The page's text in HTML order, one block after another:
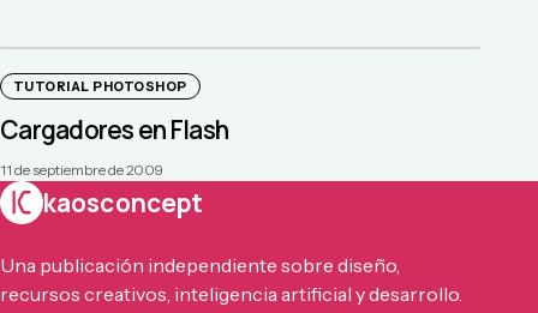
TUTORIAL PHOTOSHOP
Cargadores en Flash
11 de septiembre de 2009
kaosconcept
Una publicación independiente sobre diseño,
recursos creativos, inteligencia artificial y desarrollo.